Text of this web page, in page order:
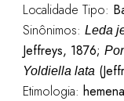
Localidade Tipo:
Sinônimos: Leda
Jeffreys, 1876;
Yoldiella lata
Etimologia: